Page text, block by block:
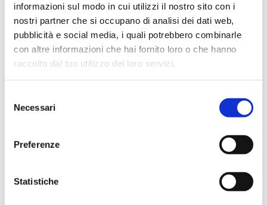
informazioni sul modo in cui utilizzi il nostro sito con i
nostri partner che si occupano di analisi dei dati web,
pubblicità e social media, i quali potrebbero combinarle
con altre informazioni che hai fornito loro o che hanno
raccolto dal tuo utilizzo dei loro servizi.
delNecessari
Preferenze
Statistiche
Hope Efrida
2 mesi fa
★★★★★
Ho acquistato un contrabbasso elettrico Stanzani, un
microfono professionale, amplificatore, cuffie, aste e
strumento è a dir poco meraviglioso e il resto dei
Simone Gasparoni